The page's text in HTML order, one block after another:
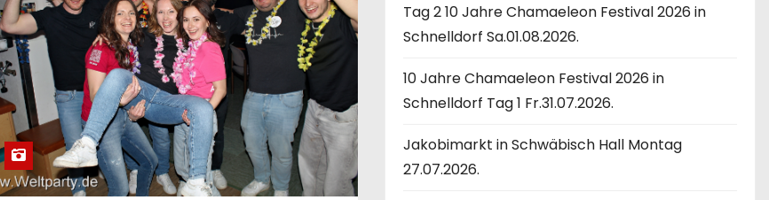
Tag 2 10 Jahre Chamaeleon Festival 2026 in
Schnelldorf Sa.01.08.2026.
10 Jahre Chamaeleon Festival 2026 in
Schnelldorf Tag 1 Fr.31.07.2026.
Jakobimarkt in Schwäbisch Hall Montag
27.07.2026.